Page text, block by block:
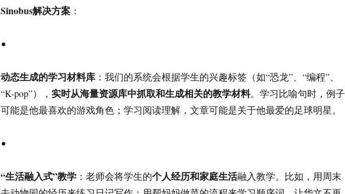
Sinobus解决方案 ：
动态生成的学习材料库 ：我们的系统会根据学生的兴趣标签（如“恐龙”、“编程”、
“K-pop”），实时从海量资源库中抓取和生成相关的教学材料。学习比喻句时，例子
可能是他最喜欢的游戏角色；学习阅读理解，文章可能是关于他最爱的足球明星。
“生活融入式”教学 ：老师会将学生的个人经历和家庭生活融入教学。比如，用周末